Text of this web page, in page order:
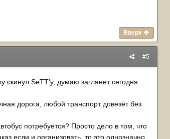
Вверх
#5
SeTT'у, думаю заглянет сегодня.
дорога, любой транспорт довезёт без
потребуется? Просто дело в том, что
если и организовать, то это однозначно